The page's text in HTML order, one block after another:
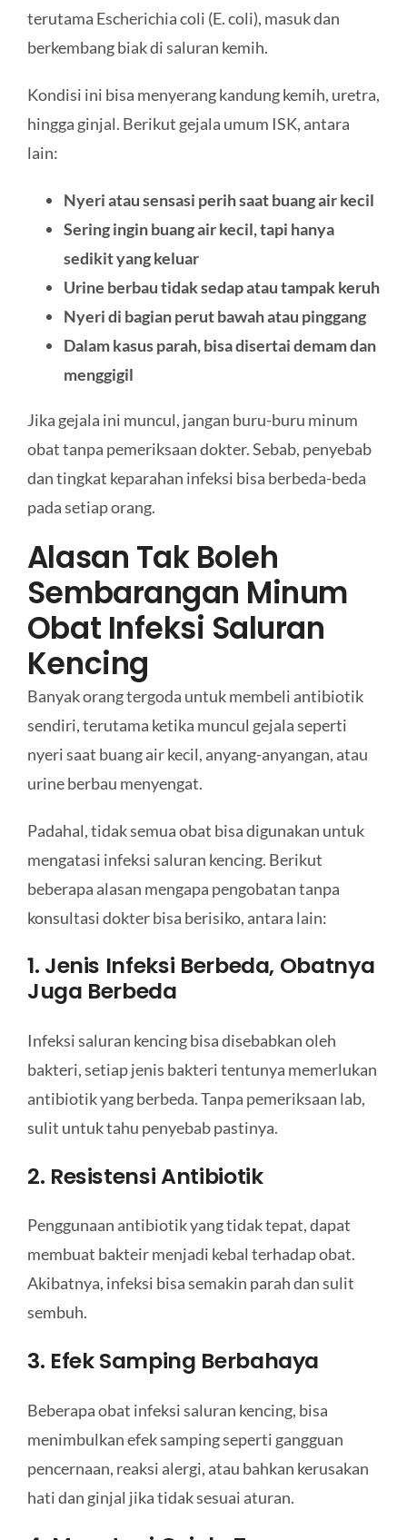
terutama Escherichia coli (E. coli), masuk dan
berkembang biak di saluran kemih.
Kondisi ini bisa menyerang kandung kemih, uretra,
hingga ginjal. Berikut gejala umum ISK, antara
lain:
Nyeri atau sensasi perih saat buang air kecil
Sering ingin buang air kecil, tapi hanya
sedikit yang keluar
Urine berbau tidak sedap atau tampak keruh
Nyeri di bagian perut bawah atau pinggang
Dalam kasus parah, bisa disertai demam dan
menggigil
Jika gejala ini muncul, jangan buru-buru minum
obat tanpa pemeriksaan dokter. Sebab, penyebab
dan tingkat keparahan infeksi bisa berbeda-beda
pada setiap orang.
Alasan Tak Boleh
Sembarangan Minum
Obat Infeksi Saluran
Kencing
Banyak orang tergoda untuk membeli antibiotik
sendiri, terutama ketika muncul gejala seperti
nyeri saat buang air kecil, anyang-anyangan, atau
urine berbau menyengat.
Padahal, tidak semua obat bisa digunakan untuk
mengatasi infeksi saluran kencing. Berikut
beberapa alasan mengapa pengobatan tanpa
konsultasi dokter bisa berisiko, antara lain:
1. Jenis Infeksi Berbeda, Obatnya
Juga Berbeda
Infeksi saluran kencing bisa disebabkan oleh
bakteri, setiap jenis bakteri tentunya memerlukan
antibiotik yang berbeda. Tanpa pemeriksaan lab,
sulit untuk tahu penyebab pastinya.
2. Resistensi Antibiotik
Penggunaan antibiotik yang tidak tepat, dapat
membuat bakteir menjadi kebal terhadap obat.
Akibatnya, infeksi bisa semakin parah dan sulit
sembuh.
3. Efek Samping Berbahaya
Beberapa obat infeksi saluran kencing, bisa
menimbulkan efek samping seperti gangguan
pencernaan, reaksi alergi, atau bahkan kerusakan
hati dan ginjal jika tidak sesuai aturan.